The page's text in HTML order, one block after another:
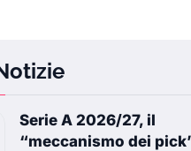
Serie A 2026/27, il
“meccanismo dei